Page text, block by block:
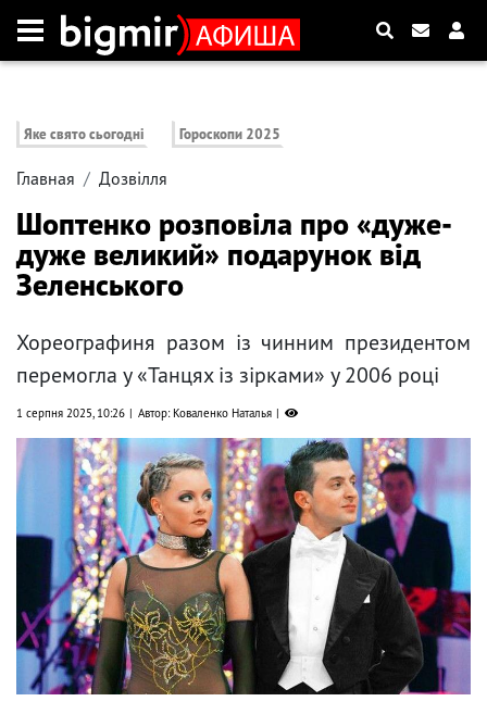
Яке свято сьогодні Гороскопи 2025
Главная Дозвілля
Шоптенко розповіла про «дуже-
дуже великий» подарунок від
Зеленського
Хореографиня разом із чинним президентом
перемогла у «Танцях із зірками» у 2006 році
1 серпня 2025, 10:26 Автор: Коваленко Наталья